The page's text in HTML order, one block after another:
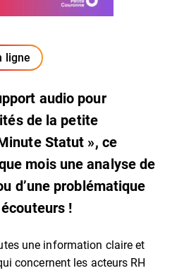
ligne
audio pour
de la petite
Statut », ce
mois une analyse de
d’une problématique
!
une information claire et
concernent les acteurs RH